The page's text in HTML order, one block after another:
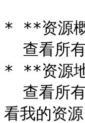
* **资源
* **资源
看我的资